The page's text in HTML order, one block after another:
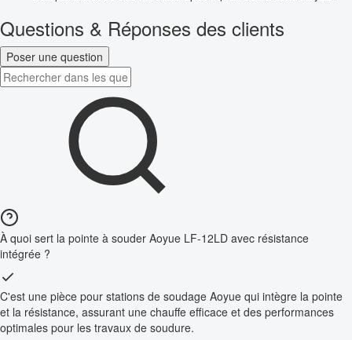
Questions & Réponses des clients
Poser une question
À quoi sert la pointe à souder Aoyue LF-12LD avec résistance
intégrée ?
C'est une pièce pour stations de soudage Aoyue qui intègre la pointe
et la résistance, assurant une chauffe efficace et des performances
optimales pour les travaux de soudure.